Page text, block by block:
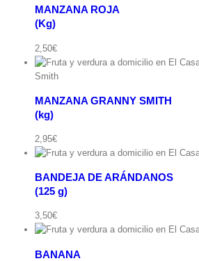
MANZANA ROJA
(Kg)
2,50€
MANZANA GRANNY SMITH
(kg)
2,95€
BANDEJA DE ARÁNDANOS
(125 g)
3,50€
BANANA